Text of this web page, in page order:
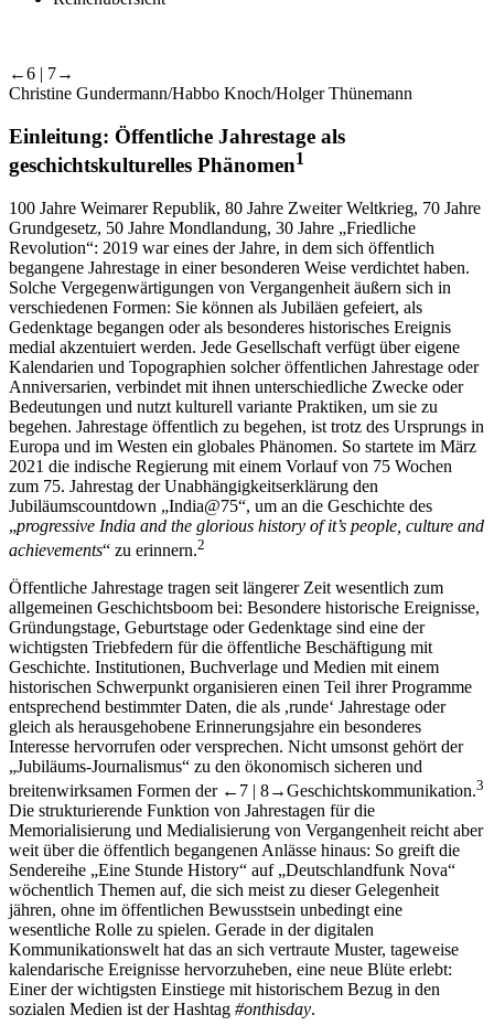
←6 | 7→
Christine Gundermann/Habbo Knoch/Holger Thünemann
Einleitung: Öffentliche Jahrestage als
geschichtskulturelles Phänomen1
100 Jahre Weimarer Republik, 80 Jahre Zweiter Weltkrieg, 70 Jahre
Grundgesetz, 50 Jahre Mondlandung, 30 Jahre „Friedliche
Revolution“: 2019 war eines der Jahre, in dem sich öffentlich
begangene Jahrestage in einer besonderen Weise verdichtet haben.
Solche Vergegenwärtigungen von Vergangenheit äußern sich in
verschiedenen Formen: Sie können als Jubiläen gefeiert, als
Gedenktage begangen oder als besonderes historisches Ereignis
medial akzentuiert werden. Jede Gesellschaft verfügt über eigene
Kalendarien und Topographien solcher öffentlichen Jahrestage oder
Anniversarien, verbindet mit ihnen unterschiedliche Zwecke oder
Bedeutungen und nutzt kulturell variante Praktiken, um sie zu
begehen. Jahrestage öffentlich zu begehen, ist trotz des Ursprungs in
Europa und im Westen ein globales Phänomen. So startete im März
2021 die indische Regierung mit einem Vorlauf von 75 Wochen
zum 75. Jahrestag der Unabhängigkeitserklärung den
Jubiläumscountdown „India@75“, um an die Geschichte des
„progressive India and the glorious history of it’s people, culture and
achievements“ zu erinnern.2
Öffentliche Jahrestage tragen seit längerer Zeit wesentlich zum
allgemeinen Geschichtsboom bei: Besondere historische Ereignisse,
Gründungstage, Geburtstage oder Gedenktage sind eine der
wichtigsten Triebfedern für die öffentliche Beschäftigung mit
Geschichte. Institutionen, Buchverlage und Medien mit einem
historischen Schwerpunkt organisieren einen Teil ihrer Programme
entsprechend bestimmter Daten, die als ,runde‘ Jahrestage oder
gleich als herausgehobene Erinnerungsjahre ein besonderes
Interesse hervorrufen oder versprechen. Nicht umsonst gehört der
„Jubiläums-Journalismus“ zu den ökonomisch sicheren und
breitenwirksamen Formen der ←7 | 8→Geschichtskommunikation.3
Die strukturierende Funktion von Jahrestagen für die
Memorialisierung und Medialisierung von Vergangenheit reicht aber
weit über die öffentlich begangenen Anlässe hinaus: So greift die
Sendereihe „Eine Stunde History“ auf „Deutschlandfunk Nova“
wöchentlich Themen auf, die sich meist zu dieser Gelegenheit
jähren, ohne im öffentlichen Bewusstsein unbedingt eine
wesentliche Rolle zu spielen. Gerade in der digitalen
Kommunikationswelt hat das an sich vertraute Muster, tageweise
kalendarische Ereignisse hervorzuheben, eine neue Blüte erlebt:
Einer der wichtigsten Einstiege mit historischem Bezug in den
sozialen Medien ist der Hashtag #onthisday.